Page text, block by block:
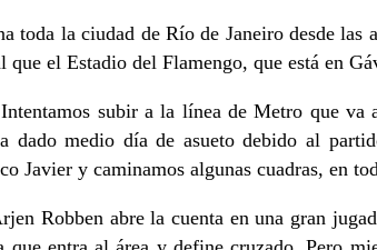
toda la ciudad de Río de Janeiro desde
el Estadio del Flamengo, que está en
subir a la línea de Metro que
dado medio día de asueto debido al
Javier y caminamos algunas cuadras, en
Robben abre la cuenta en una gran